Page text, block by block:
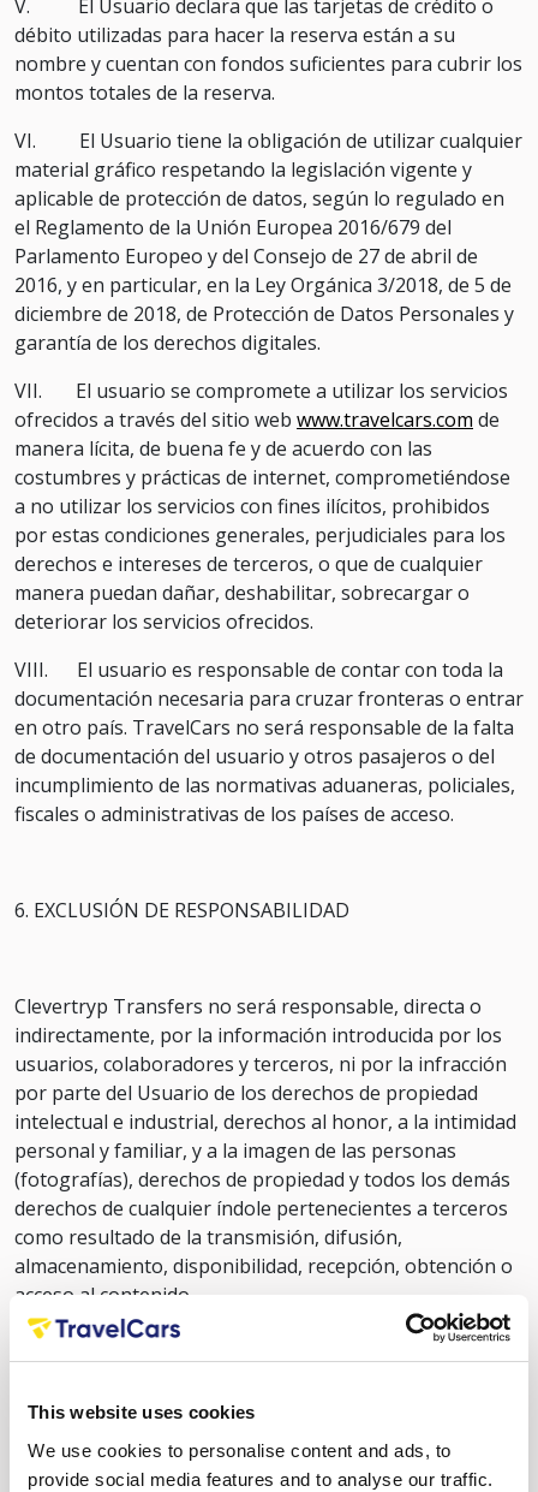
This website uses cookies
We use cookies to personalise content and ads, to
provide social media features and to analyse our traffic.
V. El Usuario declara que las tarjetas de crédito o
débito utilizadas para hacer la reserva están a su
nombre y cuentan con fondos suficientes para cubrir los
montos totales de la reserva.
VI. El Usuario tiene la obligación de utilizar cualquier
material gráfico respetando la legislación vigente y
aplicable de protección de datos, según lo regulado en
el Reglamento de la Unión Europea 2016/679 del
Parlamento Europeo y del Consejo de 27 de abril de
2016, y en particular, en la Ley Orgánica 3/2018, de 5 de
diciembre de 2018, de Protección de Datos Personales y
garantía de los derechos digitales.
VII. El usuario se compromete a utilizar los servicios
ofrecidos a través del sitio web www.travelcars.com de
manera lícita, de buena fe y de acuerdo con las
costumbres y prácticas de internet, comprometiéndose
a no utilizar los servicios con fines ilícitos, prohibidos
por estas condiciones generales, perjudiciales para los
derechos e intereses de terceros, o que de cualquier
manera puedan dañar, deshabilitar, sobrecargar o
deteriorar los servicios ofrecidos.
VIII. El usuario es responsable de contar con toda la
documentación necesaria para cruzar fronteras o entrar
en otro país. TravelCars no será responsable de la falta
de documentación del usuario y otros pasajeros o del
incumplimiento de las normativas aduaneras, policiales,
fiscales o administrativas de los países de acceso.
6. EXCLUSIÓN DE RESPONSABILIDAD
Clevertryp Transfers no será responsable, directa o
indirectamente, por la información introducida por los
usuarios, colaboradores y terceros, ni por la infracción
por parte del Usuario de los derechos de propiedad
intelectual e industrial, derechos al honor, a la intimidad
personal y familiar, y a la imagen de las personas
(fotografías), derechos de propiedad y todos los demás
derechos de cualquier índole pertenecientes a terceros
como resultado de la transmisión, difusión,
almacenamiento, disponibilidad, recepción, obtención o
acceso al contenido.
Clevertryp Transfers no se responsabiliza de los daños
indirecto. Tampoco garantiza la disponibilidad y
por mantenerlo operativo. Las interrupciones pueden